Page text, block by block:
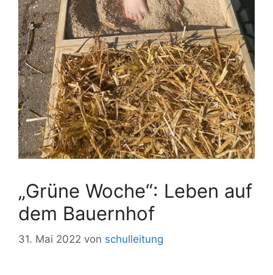
„Grüne Woche“: Leben auf
dem Bauernhof
31. Mai 2022 von schulleitung